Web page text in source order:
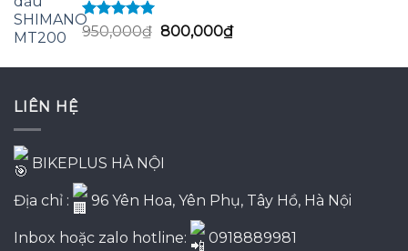
Được xếp
hạng
950,000₫ Giá
là:
800,000₫Giá
tại
LIÊN HỆ
BIKEPLUS HÀ NỘI
Địa chỉ : 96 Yên Hoa, Yên Phụ, Tây Hồ, Hà Nội
Inbox hoặc zalo hotline: 0918889981